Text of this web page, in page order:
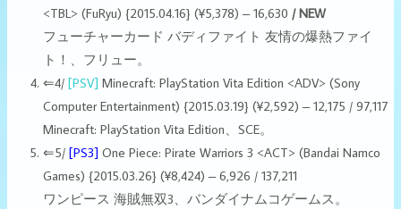
<TBL> (FuRyu) {2015.04.16} (¥5,378) – 16,630 / NEW
フューチャーカード バディファイト 友情の爆熱ファイ
ト！、フリュー。
⇐4/ [PSV] Minecraft: PlayStation Vita Edition <ADV> (Sony
Computer Entertainment) {2015.03.19} (¥2,592) – 12,175 / 97,117
Minecraft: PlayStation Vita Edition、SCE。
⇐5/ [PS3] One Piece: Pirate Warriors 3 <ACT> (Bandai Namco
Games) {2015.03.26} (¥8,424) – 6,926 / 137,211
ワンピース 海賊無双3、バンダイナムコゲームス。